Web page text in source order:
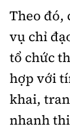
Ẩm thực
Camera
Câu chuyện
Giải trí - Thể
Cơ quan chủ
Giấy phép
Tòa soạn:
Hà Nội.
Theo đó,
vụ chỉ
tổ chức
hợp với
khai,
nhanh